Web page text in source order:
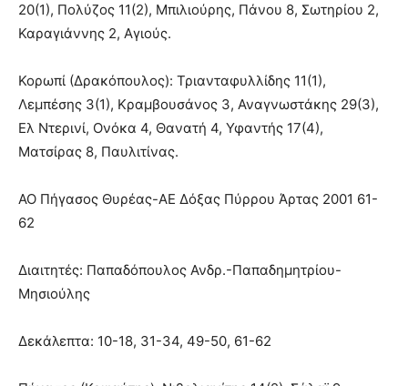
20(1), Πολύζος 11(2), Μπιλιούρης, Πάνου 8, Σωτηρίου 2,
Καραγιάννης 2, Αγιούς.
Κορωπί (Δρακόπουλος): Τριανταφυλλίδης 11(1),
Λεμπέσης 3(1), Κραμβουσάνος 3, Αναγνωστάκης 29(3),
Ελ Ντερινί, Ονόκα 4, Θανατή 4, Υφαντής 17(4),
Ματσίρας 8, Παυλιτίνας.
ΑΟ Πήγασος Θυρέας-ΑΕ Δόξας Πύρρου Άρτας 2001 61-
62
Διαιτητές: Παπαδόπουλος Ανδρ.-Παπαδημητρίου-
Μησιούλης
Δεκάλεπτα: 10-18, 31-34, 49-50, 61-62